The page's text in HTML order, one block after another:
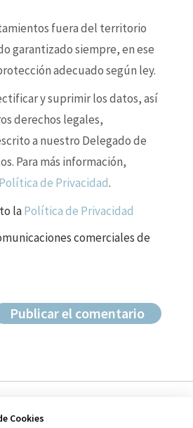
fuera del territorio
garantizado siempre, en ese
adecuado según ley.
y suprimir los datos, así
derechos legales,
a nuestro Delegado de
Para más información,
Política de Privacidad.
laPolítica de Privacidad
comerciales de
Cookies